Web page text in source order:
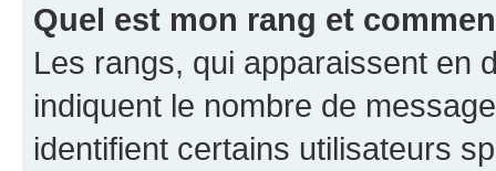
Quel est mon rang et
Les rangs, qui apparaissent en
indiquent le nombre de
identifient certains utilisateurs